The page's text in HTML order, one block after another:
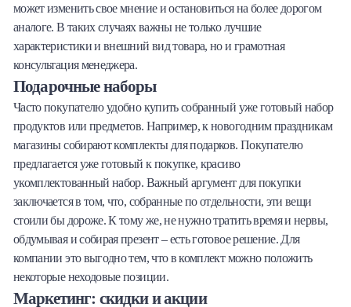
может изменить свое мнение и остановиться на более дорогом
аналоге. В таких случаях важны не только лучшие
характеристики и внешний вид товара, но и грамотная
консультация менеджера.
Подарочные наборы
Часто покупателю удобно купить собранный уже готовый набор
продуктов или предметов. Например, к новогодним праздникам
магазины собирают комплекты для подарков. Покупателю
предлагается уже готовый к покупке, красиво
укомплектованный набор. Важный аргумент для покупки
заключается в том, что, собранные по отдельности, эти вещи
стоили бы дороже. К тому же, не нужно тратить время и нервы,
обдумывая и собирая презент – есть готовое решение. Для
компании это выгодно тем, что в комплект можно положить
некоторые неходовые позиции.
Маркетинг: скидки и акции